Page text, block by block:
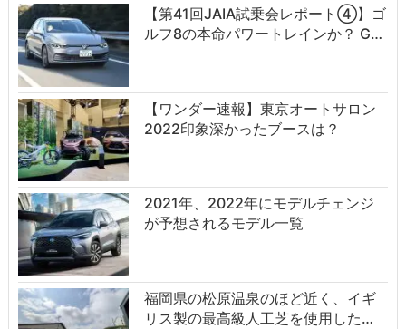
【第41回JAIA試乗会レポート④】ゴ
ルフ8の本命パワートレインか？ G…
【ワンダー速報】東京オートサロン
2022印象深かったブースは？
2021年、2022年にモデルチェンジ
が予想されるモデル一覧
福岡県の松原温泉のほど近く、イギ
リス製の最高級人工芝を使用した…